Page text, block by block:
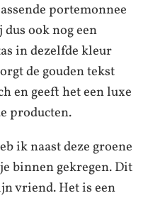
portemonnee
dus ook nog een
in dezelfde kleur
de gouden tekst
en geeft het een luxe
producten.
ik naast deze groene
binnen gekregen. Dit
vriend. Het is een